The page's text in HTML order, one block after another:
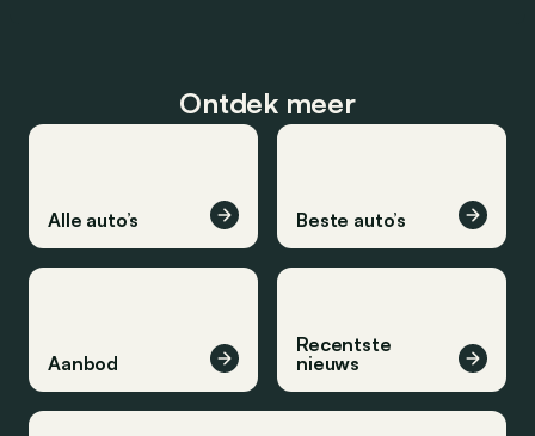
Ontdek meer
Alle auto’s Beste auto’s
Aanbod
Recentste
nieuws